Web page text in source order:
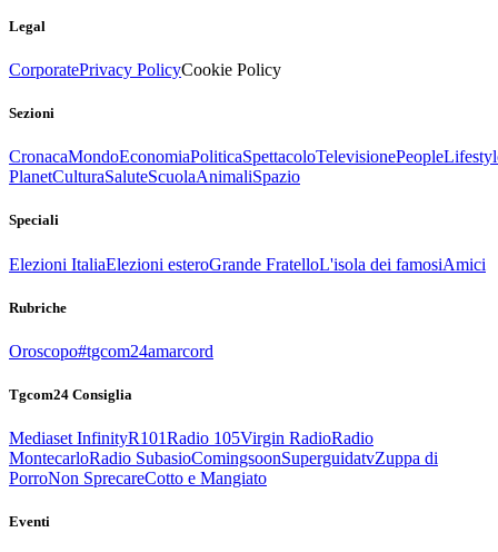
Legal
CorporatePrivacy PolicyCookie Policy
Sezioni
CronacaMondoEconomiaPoliticaSpettacoloTelevisionePeople
PlanetCulturaSaluteScuolaAnimaliSpazio
Speciali
Elezioni ItaliaElezioni esteroGrande FratelloL'isola dei famosiAmici
Rubriche
Oroscopo#tgcom24amarcord
Tgcom24 Consiglia
Mediaset InfinityR101Radio 105Virgin RadioRadio
MontecarloRadio SubasioComingsoonSuperguidatvZuppa di
PorroNon SprecareCotto e Mangiato
Eventi